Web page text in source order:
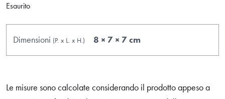
Esaurito
Dimensioni (P. x L. x H.) 8 × 7 × 7 cm
Le misure sono calcolate considerando il prodotto appeso a